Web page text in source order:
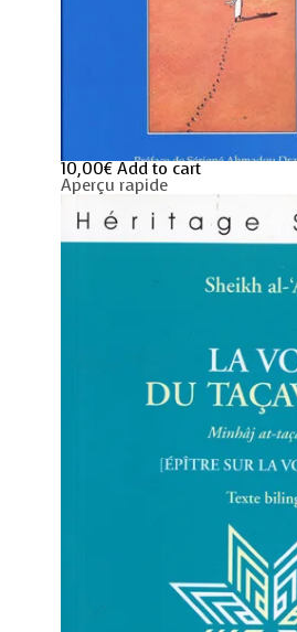
10,00€ Add to cart
Aperçu rapide